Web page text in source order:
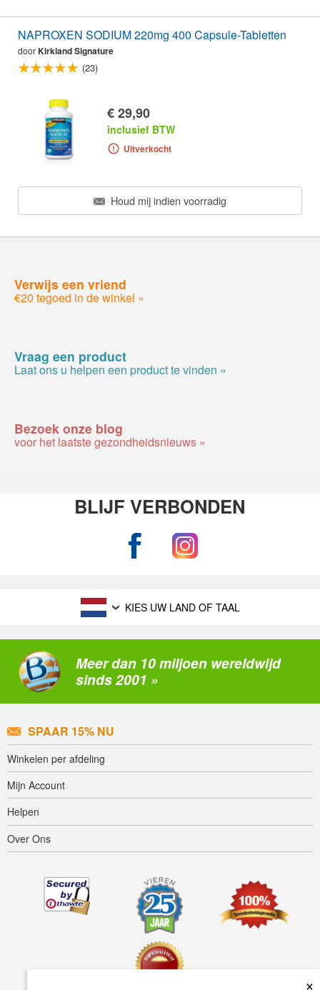
×
NAPROXEN SODIUM 220mg 400 Capsule-Tabletten
doorKirkland Signature
(23)
€ 29,90
inclusief BTW
Uitverkocht
Houd mij indien voorradig
Verwijs een vriend
€20 tegoed in de winkel »
Vraag een product
Laat ons u helpen een product te vinden »
Bezoek onze blog
voor het laatste gezondheidsnieuws »
BLIJF VERBONDEN
KIES UW LAND OF TAAL
Meer dan 10 miljoen wereldwijd
sinds 2001 »
SPAAR 15% NU
Winkelen per afdeling
Mijn Account
Helpen
Over Ons